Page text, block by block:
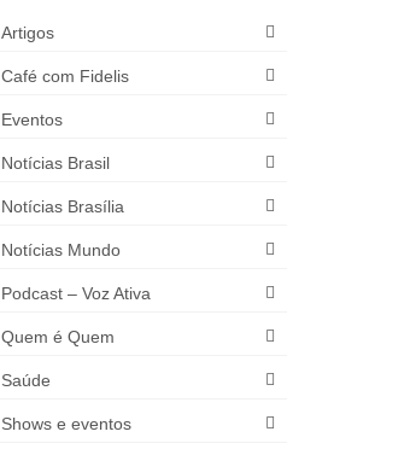
Artigos
Café com Fidelis
Eventos
Notícias Brasil
Notícias Brasília
Notícias Mundo
Podcast – Voz Ativa
Quem é Quem
Saúde
Shows e eventos